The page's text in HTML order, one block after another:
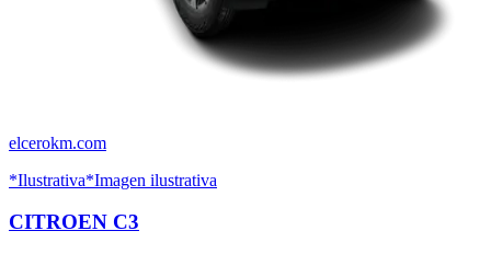
elcerokm.com
*Ilustrativa*Imagen ilustrativa
CITROEN C3